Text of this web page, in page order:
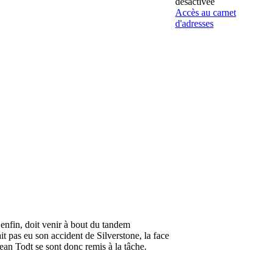
doit venir à bout du tandem
pas eu son accident de Silverstone, la face
Todt se sont donc remis à la tâche.
Accès au carnet
d'adresses